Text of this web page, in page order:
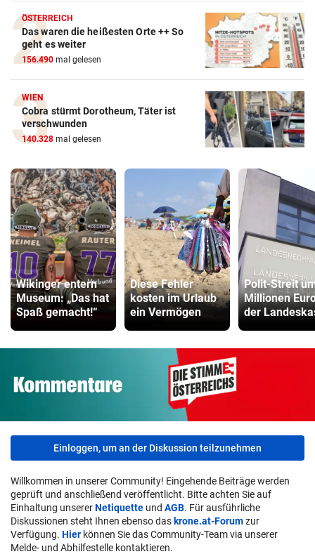
ÖSTERREICH
Das waren die heißesten Orte ++ So
geht es weiter
156.490 mal gelesen
WIEN
Cobra stürmt Dorotheum, Täter ist
verschwunden
140.328 mal gelesen
Wikinger entern
Museum: „Das hat
Spaß gemacht!“
Diese Fehler
kosten im Urlaub
ein Vermögen
Polit-Streit
Millionen
der
Einloggen, um an der Diskussion teilzunehmen
Willkommen in unserer Community! Eingehende Beiträge werden
geprüft und anschließend veröffentlicht. Bitte achten Sie auf
Einhaltung unsererNetiquette und AGB. Für ausführliche
Diskussionen steht Ihnen ebenso das krone.at-Forumzur
Verfügung. Hier können Sie das Community-Team via unserer
Melde- und Abhilfestelle kontaktieren.